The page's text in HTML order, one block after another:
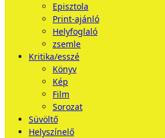
Episztola
Print-ajánló
Helyfoglaló
zsemle
Kritika/esszé
Könyv
Kép
Film
Sorozat
Süvöltő
Helyszínelő